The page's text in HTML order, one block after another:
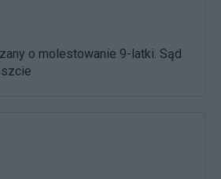
o molestowanie 9-latki. Sąd